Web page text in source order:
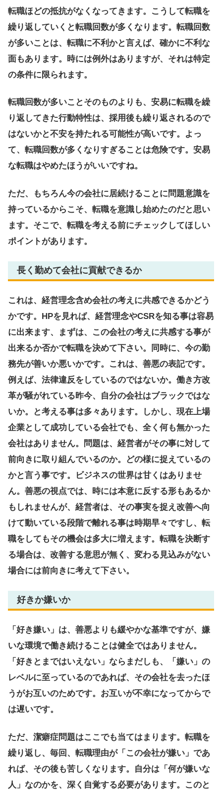
転職ほどの抵抗がなくなってきます。こうして転職を
繰り返していくと転職回数が多くなります。転職回数
が多いことは、転職に不利かと言えば、確かに不利な
面もあります。時には例外はありますが、それは特定
の条件に限られます。
転職回数が多いことそのものよりも、安易に転職を繰
り返してきた行動特性は、採用後も繰り返されるので
はないかと不安を持たれる可能性が高いです。よっ
て、転職回数が多くなりすぎることは危険です。安易
な転職はやめたほうがいいですね。
ただ、もちろん今の会社に居続けることに問題意識を
持っているからこそ、転職を意識し始めたのだと思い
ます。そこで、転職を考える前にチェックしてほしい
ポイントがあります。
長く勤めて会社に貢献できるか
これは、経営理念含め会社の考えに共感できるかどう
かです。HPを見れば、経営理念やCSRを知る事は容易
に出来ます、まずは、この会社の考えに共感する事が
出来るか否かで転職を決めて下さい。同時に、今の勤
務先が善いか悪いかです。これは、善悪の表記です。
例えば、法律違反をしているのではないか。働き方改
革が騒がれている昨今、自分の会社はブラックではな
いか。と考える事は多々あります。しかし、現在上場
企業として成功している会社でも、全く何も無かった
会社はありません。問題は、経営者がその事に対して
前向きに取り組んでいるのか。どの様に捉えているの
かと言う事です。ビジネスの世界は甘くはありませ
ん。善悪の視点では、時には本意に反する形もあるか
もしれませんが、経営者は、その事実を捉え改善へ向
けて動いている段階で離れる事は時期早々ですし、転
職をしてもその機会は多大に増えます。転職を決断す
る場合は、改善する意思が無く、変わる見込みがない
場合には前向きに考えて下さい。
好きか嫌いか
「好き嫌い」は、善悪よりも緩やかな基準ですが、嫌
いな環境で働き続けることは健全ではありません。
「好きとまではいえない」ならまだしも、「嫌い」の
レベルに至っているのであれば、その会社を去ったほ
うがお互いのためです。お互いが不幸になってからで
は遅いです。
ただ、潔癖症問題はここでも当てはまります。転職を
繰り返し、毎回、転職理由が「この会社が嫌い」であ
れば、その後も苦しくなります。自分は「何が嫌いな
人」なのかを、深く自覚する必要があります。このと